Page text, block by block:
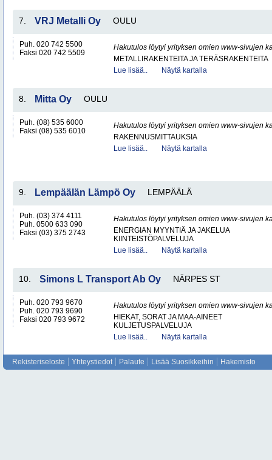
7. VRJ Metalli Oy OULU
Puh. 020 742 5500
Faksi 020 742 5509
Hakutulos löytyi yrityksen omien www-sivujen
METALLIRAKENTEITA JA TERÄSRAKENTEITA
Lue lisää..
Näytä kartalla
8. Mitta Oy OULU
Puh. (08) 535 6000
Faksi (08) 535 6010
Hakutulos löytyi yrityksen omien www-sivujen
RAKENNUSMITTAUKSIA
Lue lisää..
Näytä kartalla
9. Lempäälän Lämpö Oy LEMPÄÄLÄ
Puh. (03) 374 4111
Puh. 0500 633 090
Faksi (03) 375 2743
Hakutulos löytyi yrityksen omien www-sivujen
ENERGIAN MYYNTIÄ JA JAKELUA
KIINTEISTÖPALVELUJA
Lue lisää..
Näytä kartalla
10. Simons L Transport Ab Oy NÄRPES ST
Puh. 020 793 9670
Puh. 020 793 9690
Faksi 020 793 9672
Hakutulos löytyi yrityksen omien www-sivujen
HIEKAT, SORAT JA MAA-AINEET
KULJETUSPALVELUJA
Lue lisää..
Näytä kartalla
Rekisteriseloste Yhteystiedot Palaute Lisää Suosikkeihin Hakemisto